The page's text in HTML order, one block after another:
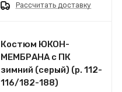
Рассчитать доставку
Костюм ЮКОН-
МЕМБРАНА с ПК
зимний (серый) (р. 112-
116/182-188)